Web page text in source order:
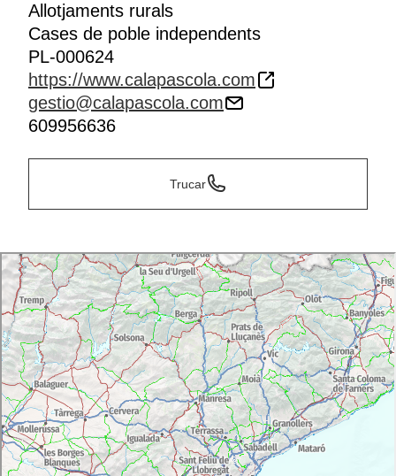
Allotjaments rurals
Cases de poble independents
PL-000624
https://www.calapascola.com
gestio@calapascola.com
609956636
Trucar